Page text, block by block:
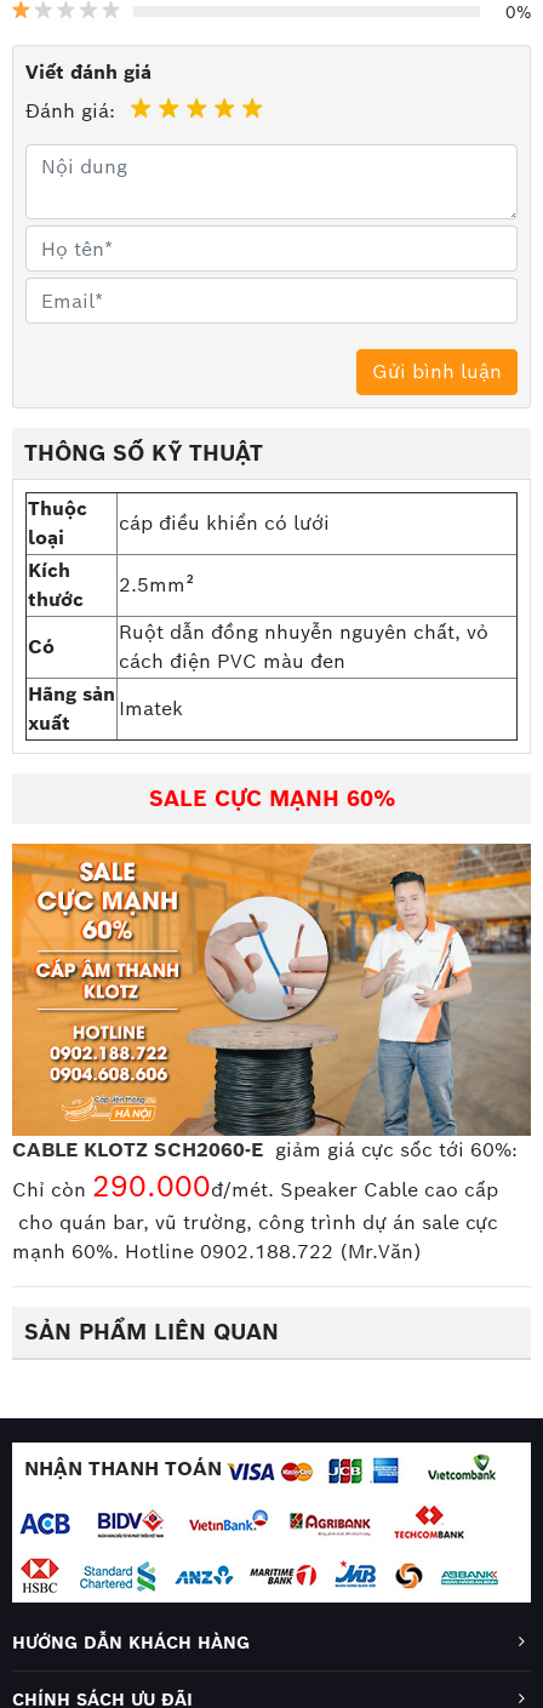
Thông số kỹ thuật của Cáp điều khiển có
lưới Imatek 2.5mm²
Thuộc loại: cáp điều khiển có lưới
Kích thước: 2.5mm²
Có Ruột dẫn đồng nhuyễn nguyên chất, vỏ cách
điện PVC màu đen
Cáp Viễn Thông Hà Nội
các dòng sản phẩmcáp điều khiển chính hãng, với
nhiều năm kinh nghiệm và đội ngũ nhân sự chuyên
những sản phẩm chính hãng, chất lượng cao và mức
giá hợp lý. Hãy gọi ngay cho chúng tôi để nhận bảng
=>> Xem thêm sản phẩm:
Imatek 1.0mm²
0%
Viết đánh giá
Đánh giá:
THÔNG SỐ KỸ THUẬT
Thuộc
loại
cáp điều khiển có lưới
Kích
thước
2.5mm²
Có
Ruột dẫn đồng nhuyễn nguyên chất, vỏ
cách điện PVC màu đen
Hãng sản
xuất
Imatek
SALE CỰC MẠNH 60%
CABLE KLOTZ SCH2060-E giảm giá cực sốc tới 60%:
Chỉ còn 290.000đ/mét. Speaker Cable cao cấp
cho quán bar, vũ trường, công trình dự án sale cực
mạnh 60%. Hotline 0902.188.722 (Mr.Văn)
SẢN PHẨM LIÊN QUAN
NHẬN THANH TOÁN
HƯỚNG DẪN KHÁCH HÀNG
CHÍNH SÁCH ƯU ĐÃI